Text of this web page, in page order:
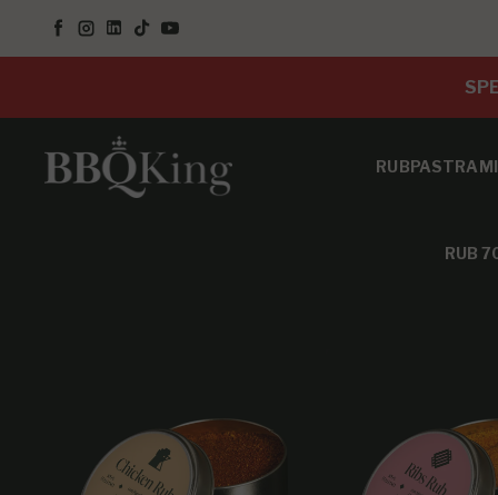
Facebook
Instagram
LinkedIn
TikTokYouTube
RUBPASTRAMI
RUB